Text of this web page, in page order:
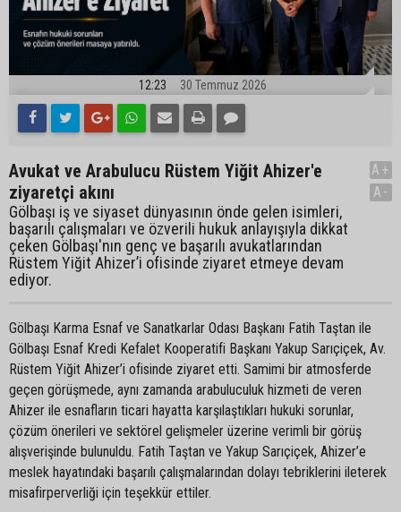
12:23 30 Temmuz 2026
Avukat ve Arabulucu Rüstem Yiğit Ahizer'e
ziyaretçi akını
Gölbaşı iş ve siyaset dünyasının önde gelen isimleri,
başarılı çalışmaları ve özverili hukuk anlayışıyla dikkat
çeken Gölbaşı'nın genç ve başarılı avukatlarından
Rüstem Yiğit Ahizer’i ofisinde ziyaret etmeye devam
ediyor.
A+
A-
Gölbaşı Karma Esnaf ve Sanatkarlar Odası Başkanı Fatih Taştan ile
Gölbaşı Esnaf Kredi Kefalet Kooperatifi Başkanı Yakup Sarıçiçek, Av.
Rüstem Yiğit Ahizer’i ofisinde ziyaret etti. Samimi bir atmosferde
geçen görüşmede, aynı zamanda arabuluculuk hizmeti de veren
Ahizer ile esnafların ticari hayatta karşılaştıkları hukuki sorunlar,
çözüm önerileri ve sektörel gelişmeler üzerine verimli bir görüş
alışverişinde bulunuldu. Fatih Taştan ve Yakup Sarıçiçek, Ahizer’e
meslek hayatındaki başarılı çalışmalarından dolayı tebriklerini ileterek
misafirperverliği için teşekkür ettiler.